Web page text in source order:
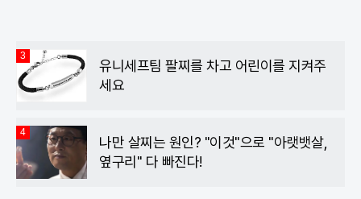
3
유니세프팀 팔찌를 차고 어린이를 지켜주
세요
4
나만 살찌는 원인? "이것"으로 "아랫뱃살,
옆구리" 다 빠진다!